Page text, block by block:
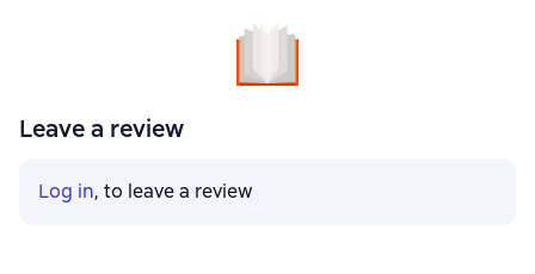
Leave a review
Log in, to leave a review